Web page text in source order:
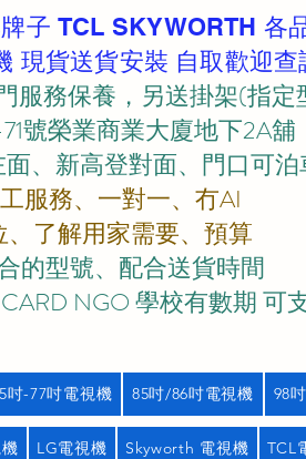
子 TCL SKYWORTH 各
現貨送貨安裝 自取歡迎查
服務保養，另送掛架(指定
號榮業商業大廈地下2A舖
、新高登對面、門口可泊
工服務、一對一、冇AI
了解用家需要、預算
的型號、配合送貨時間
NGO 學校有數期 可
吋-77吋電視機 85吋/86吋電視機 98
LG電視機 Skyworth 電視機 TCL